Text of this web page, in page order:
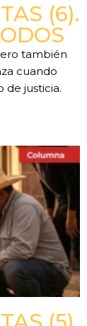
(6).
también
cuando
justicia.